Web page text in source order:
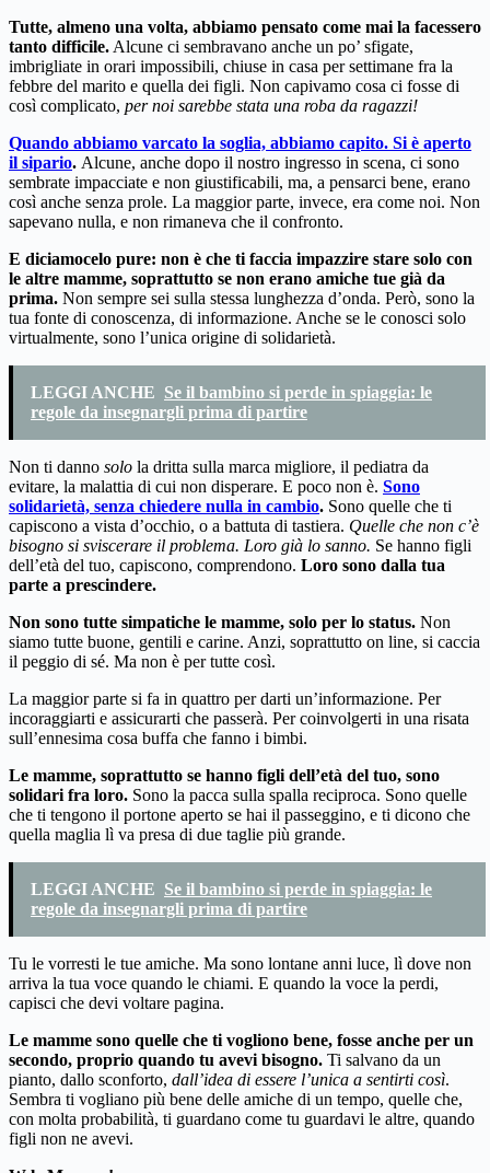
Tutte, almeno una volta, abbiamo pensato come mai la facessero
tanto difficile. Alcune ci sembravano anche un po’ sfigate,
imbrigliate in orari impossibili, chiuse in casa per settimane fra la
febbre del marito e quella dei figli. Non capivamo cosa ci fosse di
così complicato, per noi sarebbe stata una roba da ragazzi!
Quando abbiamo varcato la soglia, abbiamo capito. Si è aperto
il sipario. Alcune, anche dopo il nostro ingresso in scena, ci sono
sembrate impacciate e non giustificabili, ma, a pensarci bene, erano
così anche senza prole. La maggior parte, invece, era come noi. Non
sapevano nulla, e non rimaneva che il confronto.
E diciamocelo pure: non è che ti faccia impazzire stare solo con
le altre mamme, soprattutto se non erano amiche tue già da
prima. Non sempre sei sulla stessa lunghezza d’onda. Però, sono la
tua fonte di conoscenza, di informazione. Anche se le conosci solo
virtualmente, sono l’unica origine di solidarietà.
LEGGI ANCHE Se il bambino si perde in spiaggia: le
regole da insegnargli prima di partire
Non ti danno solo la dritta sulla marca migliore, il pediatra da
evitare, la malattia di cui non disperare. E poco non è. Sono
solidarietà, senza chiedere nulla in cambio. Sono quelle che ti
capiscono a vista d’occhio, o a battuta di tastiera. Quelle che non c’è
bisogno si sviscerare il problema. Loro già lo sanno. Se hanno figli
dell’età del tuo, capiscono, comprendono. Loro sono dalla tua
parte a prescindere.
Non sono tutte simpatiche le mamme, solo per lo status. Non
siamo tutte buone, gentili e carine. Anzi, soprattutto on line, si caccia
il peggio di sé. Ma non è per tutte così.
La maggior parte si fa in quattro per darti un’informazione. Per
incoraggiarti e assicurarti che passerà. Per coinvolgerti in una risata
sull’ennesima cosa buffa che fanno i bimbi.
Le mamme, soprattutto se hanno figli dell’età del tuo, sono
solidari fra loro. Sono la pacca sulla spalla reciproca. Sono quelle
che ti tengono il portone aperto se hai il passeggino, e ti dicono che
quella maglia lì va presa di due taglie più grande.
LEGGI ANCHE Se il bambino si perde in spiaggia: le
regole da insegnargli prima di partire
Tu le vorresti le tue amiche. Ma sono lontane anni luce, lì dove non
arriva la tua voce quando le chiami. E quando la voce la perdi,
capisci che devi voltare pagina.
Le mamme sono quelle che ti vogliono bene, fosse anche per un
secondo, proprio quando tu avevi bisogno. Ti salvano da un
pianto, dallo sconforto, dall’idea di essere l’unica a sentirti così.
Sembra ti vogliano più bene delle amiche di un tempo, quelle che,
con molta probabilità, ti guardano come tu guardavi le altre, quando
figli non ne avevi.